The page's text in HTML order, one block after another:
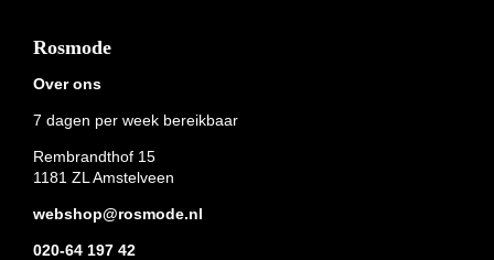
Footer
Rosmode
Over ons
7 dagen per week bereikbaar
Rembrandthof 15
1181 ZL Amstelveen
webshop@rosmode.nl
020-64 197 42